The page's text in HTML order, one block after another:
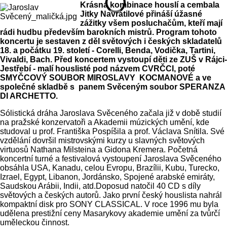
Krásná kombinace houslí a cembala
Jitky Navrátilové přináší úžasné
zážitky všem posluchačům, kteří mají
rádi hudbu především barokních mistrů. Program tohoto
koncertu je sestaven z děl světových i českých skladatelů
18. a počátku 19. století - Corelli, Benda, Vodička, Tartini,
Vivaldi, Bach. Před koncertem vystoupí děti ze ZUŠ v Rájci-
Jestřebí - malí houslisté pod názvem CVRČCI, poté
SMYČCOVÝ SOUBOR MIROSLAVY KOCMANOVÉ a ve
společné skladbě s panem Svěceným soubor SPERANZA
DI ARCHETTO.
Sólistická dráha Jaroslava Svěceného začala již v době studií
na pražské konzervatoři a Akademii múzických umění, kde
studoval u prof. Františka Pospíšila a prof. Václava Snítila. Své
vzdělání dovršil mistrovskými kurzy u slavných světových
virtuosů Nathana Milsteina a Gidona Kremera. Početná
koncertní turné a festivalová vystoupení Jaroslava Svěceného
obsáhla USA, Kanadu, celou Evropu, Brazílii, Kubu, Turecko,
Izrael, Egypt, Libanon, Jordánsko, Spojené arabské emiráty,
Saudskou Arábii, Indii, atd.Doposud natočil 40 CD s díly
světových a českých autorů. Jako první český houslista nahrál
kompaktní disk pro SONY CLASSICAL. V roce 1996 mu byla
udělena prestižní ceny Masarykovy akademie umění za tvůrčí
uměleckou činnost.